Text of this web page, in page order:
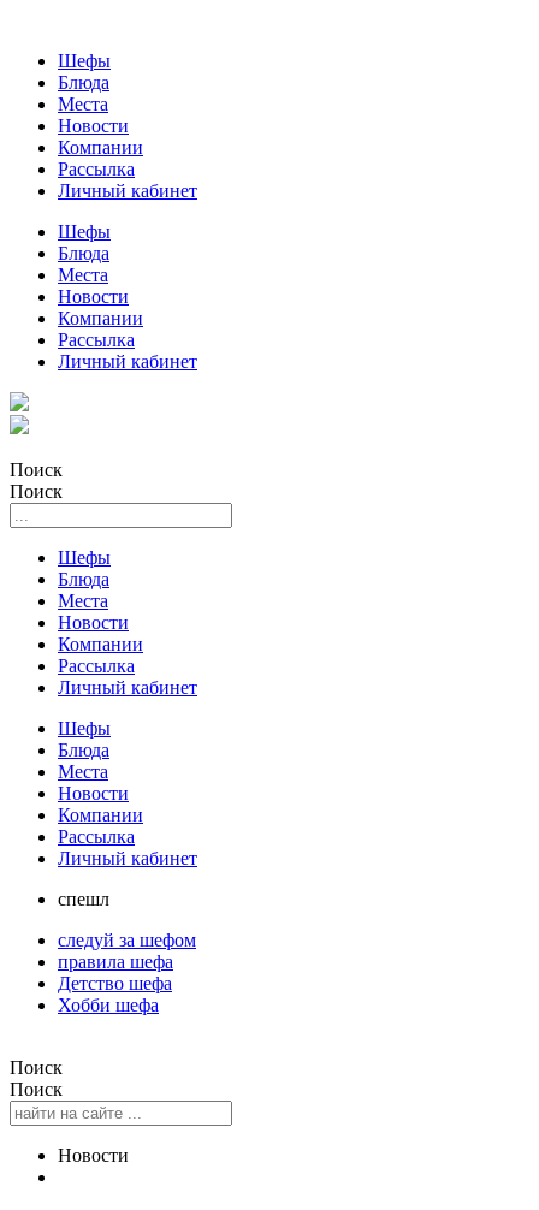
Шефы
Блюда
Места
Новости
Компании
Рассылка
Личный кабинет
Шефы
Блюда
Места
Новости
Компании
Рассылка
Личный кабинет
Поиск
Поиск
Шефы
Блюда
Места
Новости
Компании
Рассылка
Личный кабинет
Шефы
Блюда
Места
Новости
Компании
Рассылка
Личный кабинет
спешл
следуй за шефом
правила шефа
Детство шефа
Хобби шефа
Поиск
Поиск
Новости